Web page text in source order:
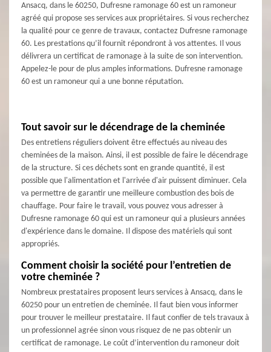
Ansacq, dans le 60250, Dufresne ramonage 60 est un ramoneur
agréé qui propose ses services aux propriétaires. Si vous recherchez
la qualité pour ce genre de travaux, contactez Dufresne ramonage
60. Les prestations qu’il fournit répondront à vos attentes. Il vous
délivrera un certificat de ramonage à la suite de son intervention.
Appelez-le pour de plus amples informations. Dufresne ramonage
60 est un ramoneur qui a une bonne réputation.
Tout savoir sur le décendrage de la cheminée
Des entretiens réguliers doivent être effectués au niveau des
cheminées de la maison. Ainsi, il est possible de faire le décendrage
de la structure. Si ces déchets sont en grande quantité, il est
possible que l'alimentation et l'arrivée d'air puissent diminuer. Cela
va permettre de garantir une meilleure combustion des bois de
chauffage. Pour faire le travail, vous pouvez vous adresser à
Dufresne ramonage 60 qui est un ramoneur qui a plusieurs années
d'expérience dans le domaine. Il dispose des matériels qui sont
appropriés.
Comment choisir la société pour l’entretien de
votre cheminée ?
Nombreux prestataires proposent leurs services à Ansacq, dans le
60250 pour un entretien de cheminée. Il faut bien vous informer
pour trouver le meilleur prestataire. Il faut confier de tels travaux à
un professionnel agrée sinon vous risquez de ne pas obtenir un
certificat de ramonage. Le coût d’intervention du ramoneur doit